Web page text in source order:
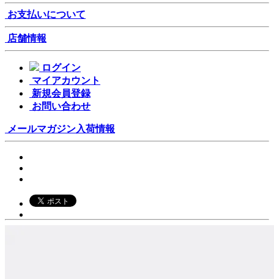
お支払いについて
店舗情報
ログイン
マイアカウント
新規会員登録
お問い合わせ
メールマガジン入荷情報